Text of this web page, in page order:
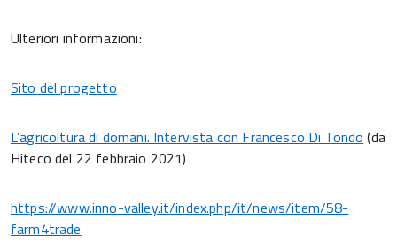
Ulteriori informazioni:
Sito del progetto
L’agricoltura di domani. Intervista con Francesco Di Tondo (da
Hiteco del 22 febbraio 2021)
https://www.inno-valley.it/index.php/it/news/item/58-
farm4trade